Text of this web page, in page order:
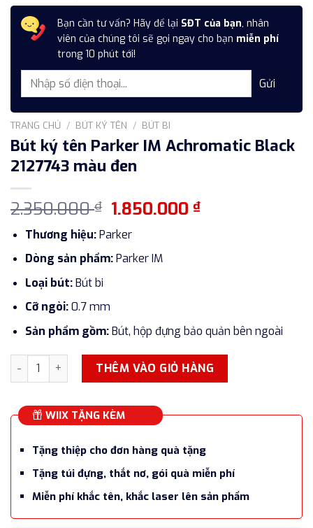
Bạn cần tư vấn? Hãy để lại SĐT của bạn, nhân
viên của chúng tôi sẽ gọi ngay cho bạn miễn phí
trong 10 phút tới!
TRANG CHỦ / BÚT KÝ TÊN / BÚT BI
Bút ký tên Parker IM Achromatic Black
2127743 màu đen
2.350.000₫ Giá
gốc
là:
2.350.000 ₫.
1.850.000₫Giá
Thương hiệu:Parker
Dòng sản phẩm:Parker IM
Loại bút:Bút bi
Cỡ ngòi:0.7 mm
Sản phẩm gồm:Bút, hộp đựng bảo quản bên ngoài
Bút ký tên Parker IM Achromatic Black 2127743 màu đen
THÊM VÀO GIỎ HÀNG
WIIX TẶNG KÈM
Tặng thiệp cho đơn hàng quà tặng
Tặng túi đựng, thắt nơ, gói quà miễn phí
Miễn phí khắc tên, khắc laser lên sản phẩm